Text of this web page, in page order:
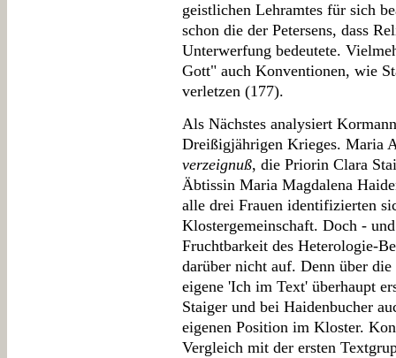
geistlichen Lehramtes für sich
schon die der Petersens, dass
Unterwerfung bedeutete.
Gott" auch Konventionen, wie
verletzen (177).
Als Nächstes analysiert
Dreißigjährigen Krieges. Maria
verzeignuß, die Priorin Clara
Äbtissin Maria Magdalena
alle drei Frauen identifizierten
Klostergemeinschaft. Doch -
Fruchtbarkeit des Heterologie-
darüber nicht auf. Denn über
eigene 'Ich im Text' überhaupt
Staiger und bei Haidenbucher
eigenen Position im Kloster.
Vergleich mit der ersten